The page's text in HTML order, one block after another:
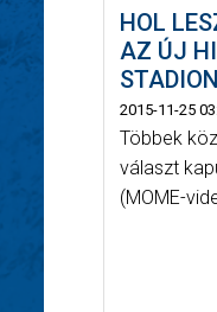
HOL
AZ ÚJ
2015-11-25
Többek
választ
(MOME-